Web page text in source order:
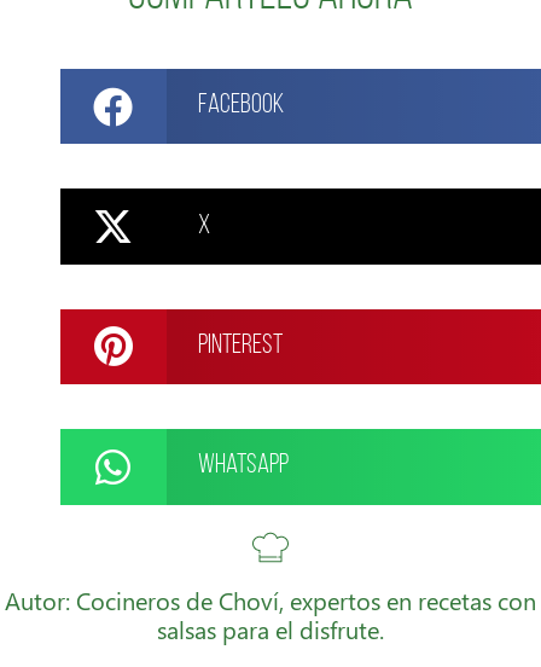
Facebook
X
Pinterest
WhatsApp
Autor: Cocineros de Choví, expertos en recetas con
salsas para el disfrute.